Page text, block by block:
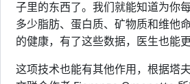
子里的东西了。我们就能知道为你
多少脂肪、蛋白质、矿物质和维他
的健康，有了这些数据，医生也能
这项技术也能有其他作用，根据塔